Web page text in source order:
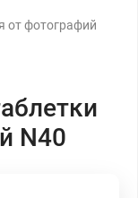
от фотографий
N40